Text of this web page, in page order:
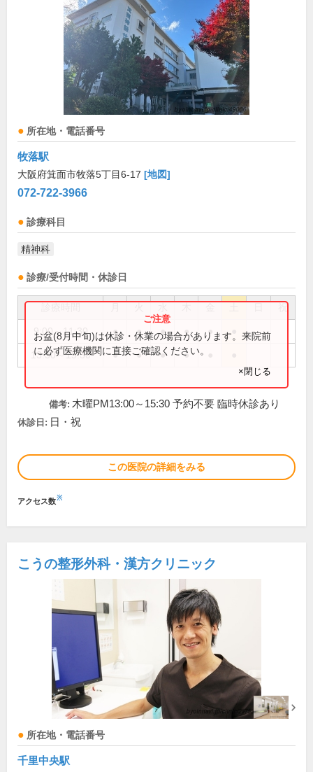
所在地・電話番号
牧落駅
大阪府箕面市牧落5丁目6-17 [地図]
072-722-3966
診療科目
精神科
診療/受付時間・休診日
祝
9:00～11:30 ● ● ● ● ●
13:30～15:30 ● ● ● ●
お盆(8月中旬)は休診・休業の場合があります。来院前
に必ず医療機関に直接ご確認ください。
×閉じる
備考: 木曜PM13:00～15:30 予約不要 臨時休診あり
休診日: 日・祝
この医院の詳細をみる
アクセス数※
こうの整形外科・漢方クリニック
所在地・電話番号
千里中央駅